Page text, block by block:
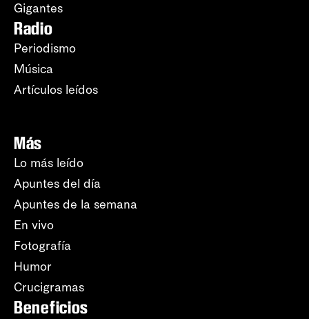
Gigantes
Radio
Periodismo
Música
Artículos leídos
Más
Lo más leído
Apuntes del día
Apuntes de la semana
En vivo
Fotografía
Humor
Crucigramas
Beneficios